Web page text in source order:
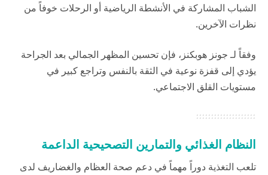
الشباب المشاركة في الأنشطة الرياضية أو الرحلات خوفاً من
نظرات الآخرين.
وفقاً لـ جونز هوبكنز، فإن تحسين المظهر الجمالي بعد الجراحة
يؤدي إلى قفزة نوعية في الثقة بالنفس وتراجع كبير في
مستويات القلق الاجتماعي.
النظام الغذائي والتمارين التصحيحية الداعمة
تلعب التغذية دوراً مهماً في دعم صحة العظام والغضاريف لدى